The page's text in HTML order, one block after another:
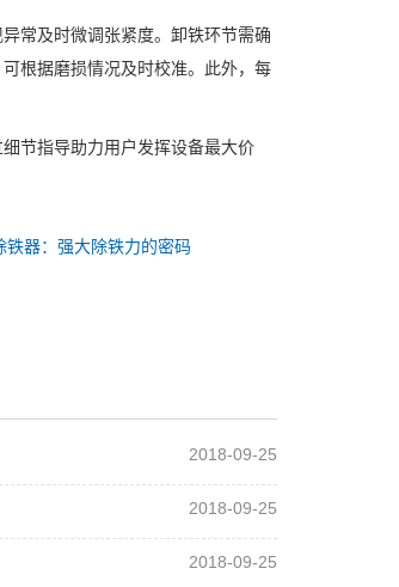
常及时微调张紧度。卸铁环节需确
根据磨损情况及时校准。此外，每
节指导助力用户发挥设备最大价
铁器：强大除铁力的密码
2018-09-25
2018-09-25
2018-09-25